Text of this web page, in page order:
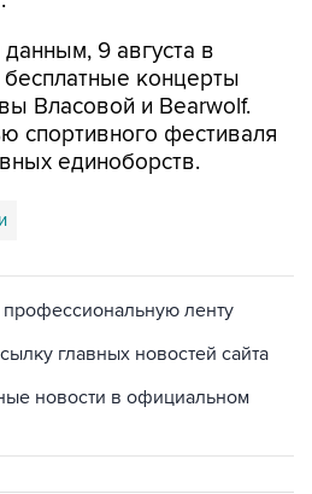
9 августа в
концерты
Власовой и Bearwolf.
спортивного фестиваля
единоборств.
профессиональную ленту
главных новостей сайта
новости в официальном